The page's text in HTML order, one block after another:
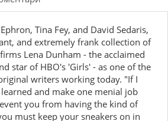
Tina Fey, and David Sedaris,
and extremely frank collection of
Lena Dunham - the acclaimed
star of HBO's 'Girls' - as one of the
writers working today. "If I
and make one menial job
you from having the kind of
must keep your sneakers on in